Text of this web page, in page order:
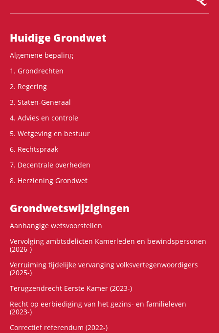
Hoofdnavigatie
Huidige Grondwet
Algemene bepaling
1. Grondrechten
2. Regering
3. Staten-Generaal
4. Advies en controle
5. Wetgeving en bestuur
6. Rechtspraak
7. Decentrale overheden
8. Herziening Grondwet
Grondwets­wijzigingen
Aanhangige wetsvoorstellen
Vervolging ambtsdelicten Kamerleden en bewindspersonen
(2026-)
Verruiming tijdelijke vervanging volksvertegenwoordigers
(2025-)
Terugzendrecht Eerste Kamer (2023-)
Recht op eerbiediging van het gezins- en familieleven
(2023-)
Correctief referendum (2022-)